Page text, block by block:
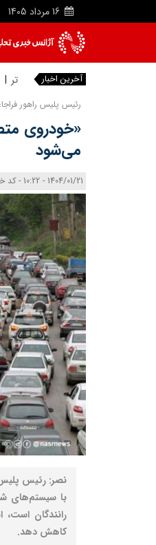
16 مرداد 1405
آخرین اخبار
رئیس پلیس راهور فراجا؛
«خودروی
می‌شود
1404/01/21 - 10:22 - کد خبر: 133994
نصر: رئیس پلیس
با سیستم‌های
رانندگان
کاهش دهد.